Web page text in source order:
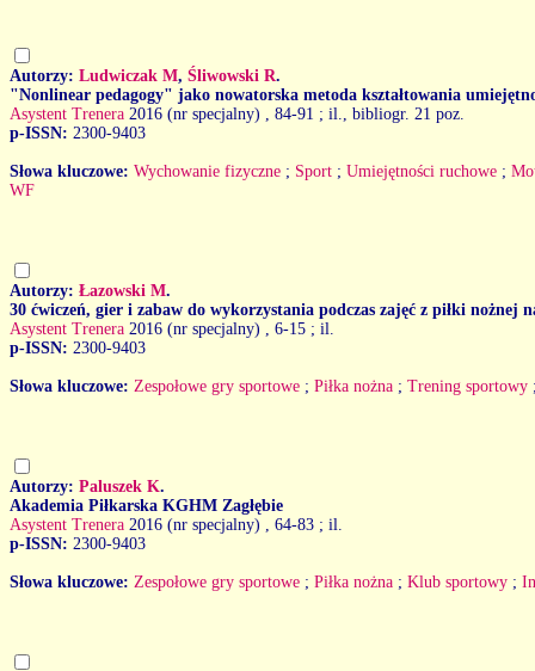
Autorzy: Ludwiczak M, Śliwowski R.
"Nonlinear pedagogy" jako nowatorska metoda kształtowania
Asystent Trenera 2016 (nr specjalny)
, 84-91 ; il., bibliogr. 21 poz.
p-ISSN: 2300-9403
Słowa kluczowe: Wychowanie fizyczne ; Sport ; Umiejętności ruchowe ;
WF
Autorzy: Łazowski M.
30 ćwiczeń, gier i zabaw do wykorzystania podczas zajęć z piłki nożnej
Asystent Trenera 2016 (nr specjalny)
, 6-15 ; il.
p-ISSN: 2300-9403
Słowa kluczowe: Zespołowe gry sportowe ; Piłka nożna ; Trening sportowy
Autorzy: Paluszek K.
Akademia Piłkarska KGHM Zagłębie
Asystent Trenera 2016 (nr specjalny)
, 64-83 ; il.
p-ISSN: 2300-9403
Słowa kluczowe: Zespołowe gry sportowe ; Piłka nożna ; Klub sportowy ;